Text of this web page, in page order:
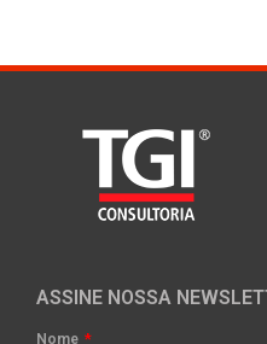
ASSINE NOSSA
Nome